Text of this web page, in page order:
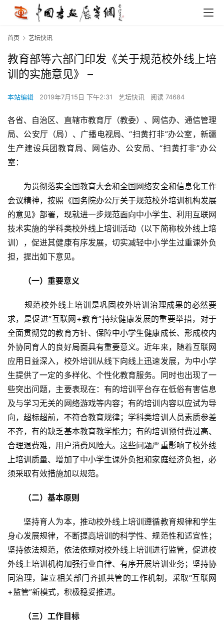
首页 艺坛快讯
教育部等六部门印发《关于规范校外线上培
训的实施意见》 –
本站编辑 2019年7月15日 下午2:31 艺坛快讯 阅读 74684
各省、自治区、直辖市教育厅（教委）、网信办、通信管理
局、公安厅（局）、广播电视局、“扫黄打非”办公室，新疆
生产建设兵团教育局、网信办、公安局、“扫黄打非”办公
室：
为贯彻落实全国教育大会和全国网络安全和信息化工作
会议精神，按照《国务院办公厅关于规范校外培训机构发展
的意见》部署，现就进一步规范面向中小学生、利用互联网
技术实施的学科类校外线上培训活动（以下简称校外线上培
训），促进其健康有序发展，切实减轻中小学生过重课外负
担，提出如下意见。
（一）重要意义
规范校外线上培训是巩固校外培训治理成果的必然要
求，是促进“互联网+教育”持续健康发展的重要举措，对于
全面贯彻党的教育方针、保障中小学生健康成长、形成校内
外协同育人的良好局面具有重要意义。近年来，随着互联网
应用日益深入，校外培训从线下向线上迅速发展，为中小学
生提供了一定的多样化、个性化教育服务。同时也出现了一
些突出问题，主要表现在：有的培训平台存在低俗有害信息
及与学习无关的网络游戏等内容；有的培训内容以应试为导
向，超标超前，不符合教育规律；学科类培训人员素质参差
不齐，有的缺乏基本教育教学能力；有的培训预付费过高、
合理退费难，用户消费风险大。这些问题严重影响了校外线
上培训质量、增加了中小学生课外负担和家庭经济负担，必
须采取有效措施加以规范。
（二）基本原则
坚持育人为本，推动校外线上培训遵循教育规律和学生
身心发展规律，不断提高培训的科学性、规范性和适宜性；
坚持依法规范，依法依规对校外线上培训进行监管，促进校
外线上培训机构加强行业自律、有序开展培训业务；坚持协
同治理，建立相关部门齐抓共管的工作机制，采取“互联网
+监管”新模式，积极稳妥推进。
（三）工作目标